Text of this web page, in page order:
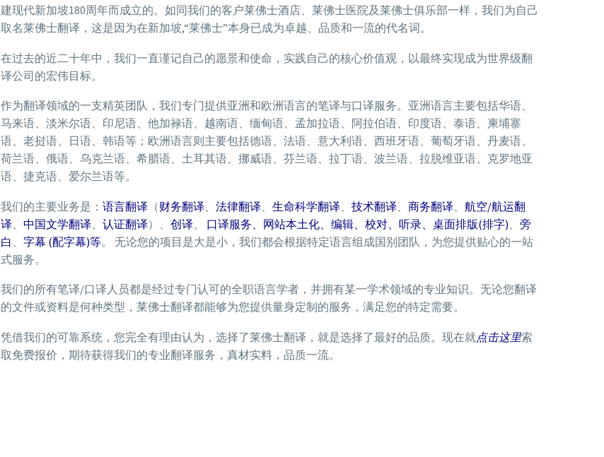
建现代新加坡180周年而成立的。如同我们的客户莱佛士酒店、莱佛士医院及莱佛士俱乐部一样，我们为自己
取名莱佛士翻译，这是因为在新加坡,“莱佛士”本身已成为卓越、品质和一流的代名词。
在过去的近二十年中，我们一直谨记自己的愿景和使命，实践自己的核心价值观，以最终实现成为世界级翻
译公司的宏伟目标。
作为翻译领域的一支精英团队，我们专门提供亚洲和欧洲语言的笔译与口译服务。亚洲语言主要包括华语、
马来语、淡米尔语、印尼语、他加禄语、越南语、缅甸语、孟加拉语、阿拉伯语、印度语、泰语、柬埔寨
语、老挝语、日语、韩语等；欧洲语言则主要包括德语、法语、意大利语、西班牙语、葡萄牙语、丹麦语、
荷兰语、俄语、乌克兰语、希腊语、土耳其语、挪威语、芬兰语、拉丁语、波兰语、拉脱维亚语、克罗地亚
语、捷克语、爱尔兰语等。
我们的主要业务是： 语言翻译 （财务翻译 法律翻译 生命科学翻译 技术翻译 商务翻译
航空/航运翻
译
中国文学翻译 认证翻译）、 创译 口译服务、 网站本土化、 编辑、 校对、 听录、 桌面排版(排字)
旁
白
字幕 (配字幕)等。 无论您的项目是大是小，我们都会根据特定语言组成国别团队，为您提供贴心的一站
式服务。
我们的所有笔译/口译人员都是经过专门认可的全职语言学者，并拥有某一学术领域的专业知识。无论您翻译
的文件或资料是何种类型，莱佛士翻译都能够为您提供量身定制的服务，满足您的特定需要。
凭借我们的可靠系统，您完全有理由认为，选择了莱佛士翻译，就是选择了最好的品质。现在就点击这里索
取免费报价，期待获得我们的专业翻译服务，真材实料，品质一流。